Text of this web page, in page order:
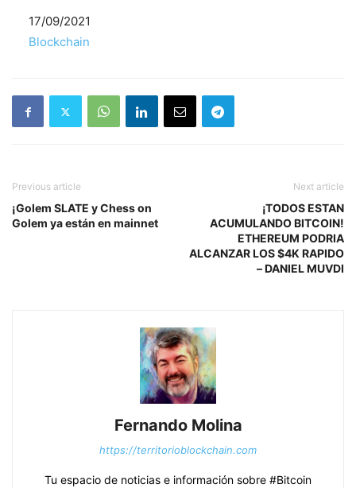
Fecha
17/09/2021
Respecto a
Blockchain
Previous article
¡Golem SLATE y Chess on
Golem ya están en mainnet
Next article
¡TODOS ESTAN
ACUMULANDO BITCOIN!
ETHEREUM PODRIA
ALCANZAR LOS $4K RAPIDO
– DANIEL MUVDI
Fernando Molina
https://territorioblockchain.com
Tu espacio de noticias e información sobre #Bitcoin